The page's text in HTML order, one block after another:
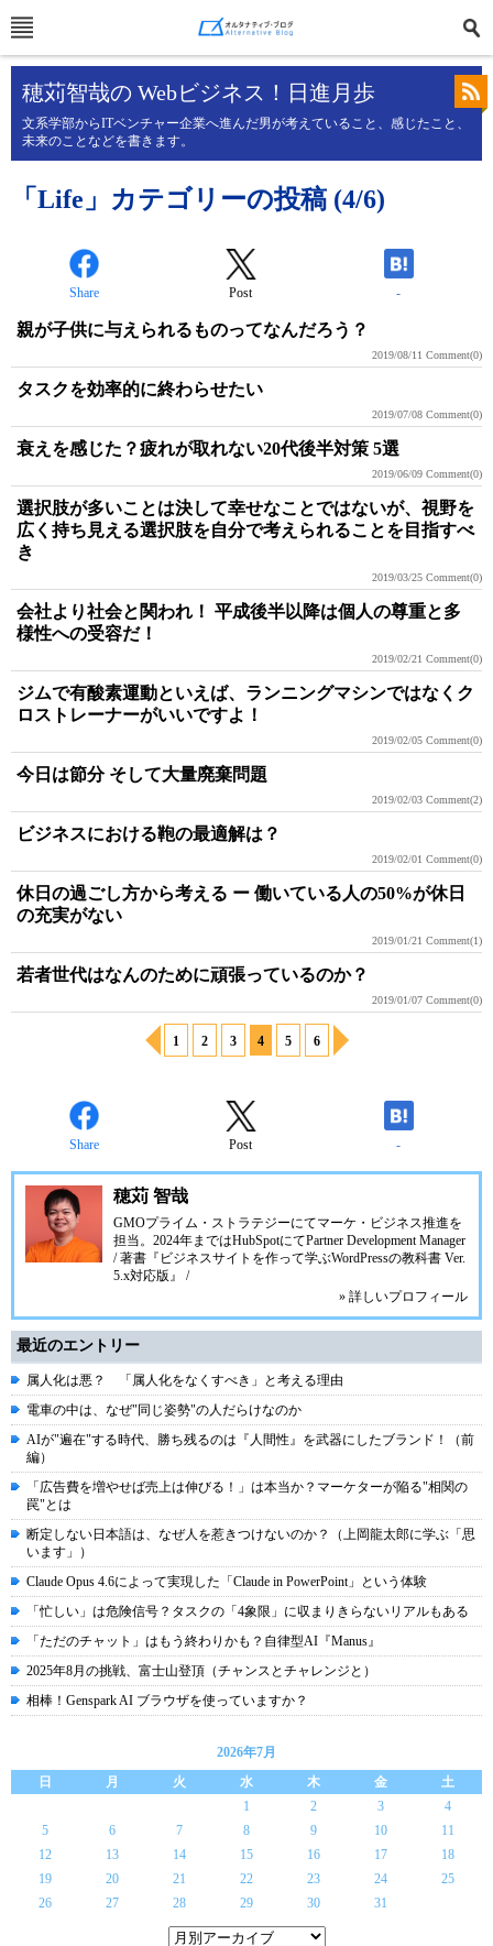
穂苅智哉の Webビジネス！日進月歩
文系学部からITベンチャー企業へ進んだ男が考えていること、感じたこと、
未来のことなどを書きます。
「Life」カテゴリーの投稿 (4/6)
Share Post -
親が子供に与えられるものってなんだろう？
2019/08/11 Comment(0)
タスクを効率的に終わらせたい
2019/07/08 Comment(0)
衰えを感じた？疲れが取れない20代後半対策 5選
2019/06/09 Comment(0)
選択肢が多いことは決して幸せなことではないが、視野を
広く持ち見える選択肢を自分で考えられることを目指すべ
き
2019/03/25 Comment(0)
会社より社会と関われ！ 平成後半以降は個人の尊重と多
様性への受容だ！
2019/02/21 Comment(0)
ジムで有酸素運動といえば、ランニングマシンではなくク
ロストレーナーがいいですよ！
2019/02/05 Comment(0)
今日は節分 そして大量廃棄問題
2019/02/03 Comment(2)
ビジネスにおける鞄の最適解は？
2019/02/01 Comment(0)
休日の過ごし方から考える ー 働いている人の50%が休日
の充実がない
2019/01/21 Comment(1)
若者世代はなんのために頑張っているのか？
2019/01/07 Comment(0)
1 2 3 4 5 6
Share Post -
穂苅 智哉
GMOプライム・ストラテジーにてマーケ・ビジネス推進を
担当。2024年まではHubSpotにてPartner Development Manager
/ 著書『ビジネスサイトを作って学ぶWordPressの教科書 Ver.
5.x対応版』 /
» 詳しいプロフィール
最近のエントリー
属人化は悪？ 「属人化をなくすべき」と考える理由
電車の中は、なぜ"同じ姿勢"の人だらけなのか
AIが"遍在"する時代、勝ち残るのは『人間性』を武器にしたブランド！（前
編）
「広告費を増やせば売上は伸びる！」は本当か？マーケターが陥る"相関の
罠"とは
断定しない日本語は、なぜ人を惹きつけないのか？（上岡龍太郎に学ぶ「思
います」）
Claude Opus 4.6によって実現した「Claude in PowerPoint」という体験
「忙しい」は危険信号？タスクの「4象限」に収まりきらないリアルもある
「ただのチャット」はもう終わりかも？自律型AI『Manus』
2025年8月の挑戦、富士山登頂（チャンスとチャレンジと）
相棒！Genspark AI ブラウザを使っていますか？
2026年7月
日
月 火 水 木 金
土
1
2 3
4
5
6 7 8 9 10
11
12
13 14 15 16 17
18
19
20 21 22 23 24
25
26
27 28 29 30 31